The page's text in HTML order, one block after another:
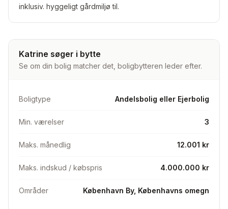
Katrine søger i bytte
Se om din bolig matcher det, boligbytteren leder efter.
Boligtype Andelsbolig eller Ejerbolig
Min. værelser 3
Maks. månedlig 12.001 kr
Maks. indskud / købspris 4.000.000 kr
Områder København By, Københavns omegn